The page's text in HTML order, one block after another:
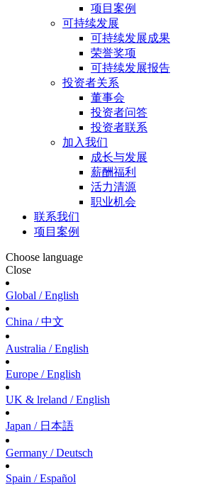
项目案例
可持续发展
可持续发展成果
荣誉奖项
可持续发展报告
投资者关系
董事会
投资者问答
投资者联系
加入我们
成长与发展
薪酬福利
活力清源
职业机会
联系我们
项目案例
Choose language
Close
Global / English
China / 中文
Australia / English
Europe / English
UK & lreland / English
Japan / 日本語
Germany / Deutsch
Spain / Español